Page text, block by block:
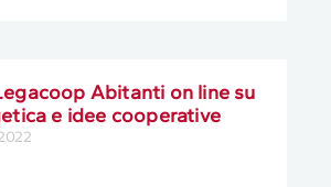
Abitanti on line su
e idee cooperative